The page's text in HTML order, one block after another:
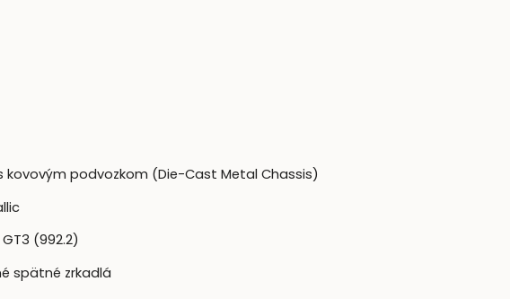
kovovým podvozkom (Die-Cast Metal Chassis)
(992.2)
spätné zrkadlá